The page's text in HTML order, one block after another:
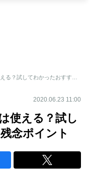
2020.06.23 11:00
使える？試し
念ポイント